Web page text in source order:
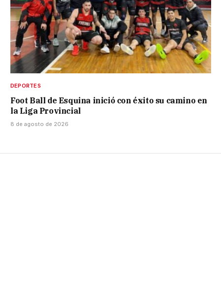
DEPORTES
Foot Ball de Esquina inició con éxito su camino en
la Liga Provincial
8 de agosto de 2026